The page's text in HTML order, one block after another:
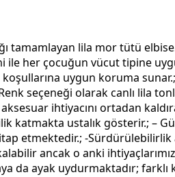
tamamlayan lila mor tütü
her çocuğun vücut tipine
uygun koruma
seçeneği olarak canlı lila
ihtiyacını ortadan
katmakta ustalık gösterir.; –
etmektedir.; -
ancak o anki
da ayak uydurmaktadır;